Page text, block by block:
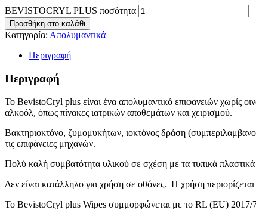
BEVISTOCRYL PLUS ποσότητα
Προσθήκη στο καλάθι
Κατηγορία: Απολυμαντικά
Περιγραφή
Περιγραφή
Το BevistoCryl plus είναι ένα απολυμαντικό επιφανειών χωρίς
αλκοόλ, όπως πίνακες ιατρικών αποθεμάτων και χειρισμού.
Βακτηριοκτόνο, ζυμομυκήτων, ιοκτόνος δράση
τις επιφάνειες μηχανών.
Πολύ καλή συμβατότητα υλικού σε σχέση με τα τυπικά
Δεν είναι κατάλληλο για χρήση σε οθόνες. Η χρήση
Το BevistoCryl plus Wipes συμμορφώνεται με το RL (EU)